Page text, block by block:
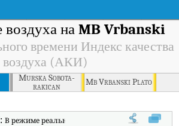
воздуха на MB Vrbanski
времени Индекс качества
воздуха (АКИ)
Murska Sobota-
rakican
Mb Vrbanski Plato
:В режиме реального времени Индекс качества